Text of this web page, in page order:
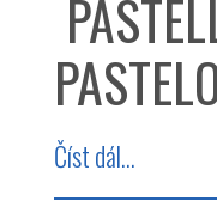
Číst dál...